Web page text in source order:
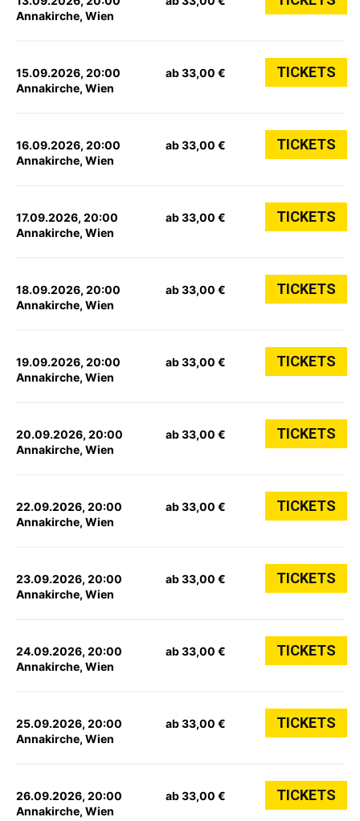
Annakirche, Wien
15.09.2026, 20:00
Annakirche, Wien
ab 33,00 € TICKETS
16.09.2026, 20:00
Annakirche, Wien
ab 33,00 € TICKETS
17.09.2026, 20:00
Annakirche, Wien
ab 33,00 € TICKETS
18.09.2026, 20:00
Annakirche, Wien
ab 33,00 € TICKETS
19.09.2026, 20:00
Annakirche, Wien
ab 33,00 € TICKETS
20.09.2026, 20:00
Annakirche, Wien
ab 33,00 € TICKETS
22.09.2026, 20:00
Annakirche, Wien
ab 33,00 € TICKETS
23.09.2026, 20:00
Annakirche, Wien
ab 33,00 € TICKETS
24.09.2026, 20:00
Annakirche, Wien
ab 33,00 € TICKETS
25.09.2026, 20:00
Annakirche, Wien
ab 33,00 € TICKETS
26.09.2026, 20:00
Annakirche, Wien
ab 33,00 € TICKETS